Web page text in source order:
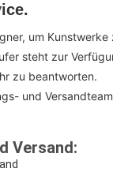
.
um Kunstwerke
steht zur
zu beantworten.
und
Versand: